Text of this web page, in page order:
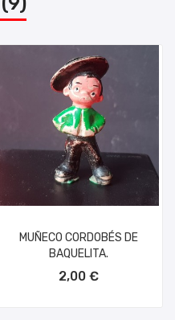
MUÑECO CORDOBÉS DE
BAQUELITA.
2,00 €